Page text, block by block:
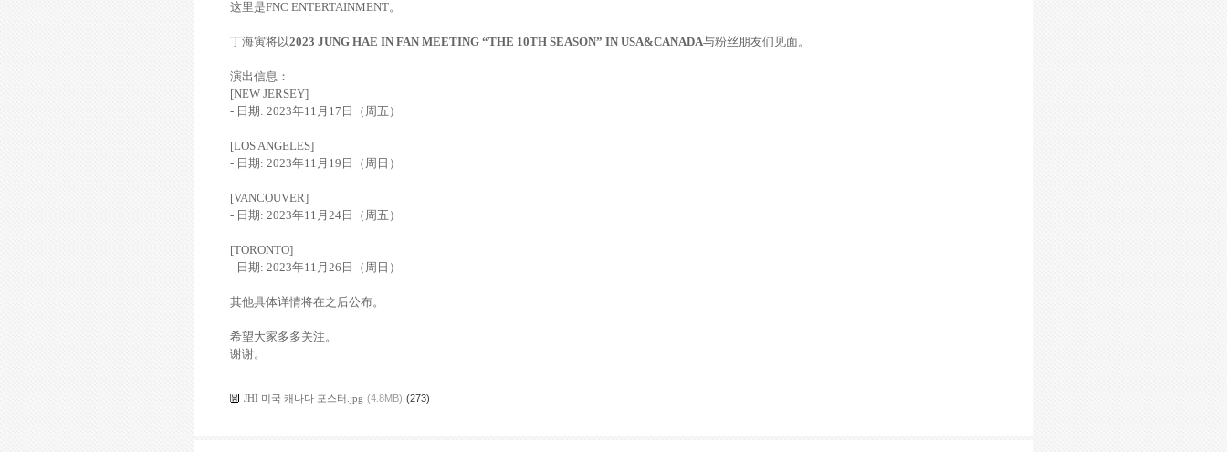
这里是FNC ENTERTAINMENT。
丁海寅将以2023 JUNG HAE IN FAN MEETING “THE 10TH SEASON” IN USA&CANADA与粉丝朋友们见面。
演出信息：
[NEW JERSEY]
- 日期: 2023年11月17日（周五）
[LOS ANGELES]
- 日期: 2023年11月19日（周日）
[VANCOUVER]
- 日期: 2023年11月24日（周五）
[TORONTO]
- 日期: 2023年11月26日（周日）
其他具体详情将在之后公布。
希望大家多多关注。
谢谢。
JHI 미국 캐나다 포스터.jpg (4.8MB) (273)